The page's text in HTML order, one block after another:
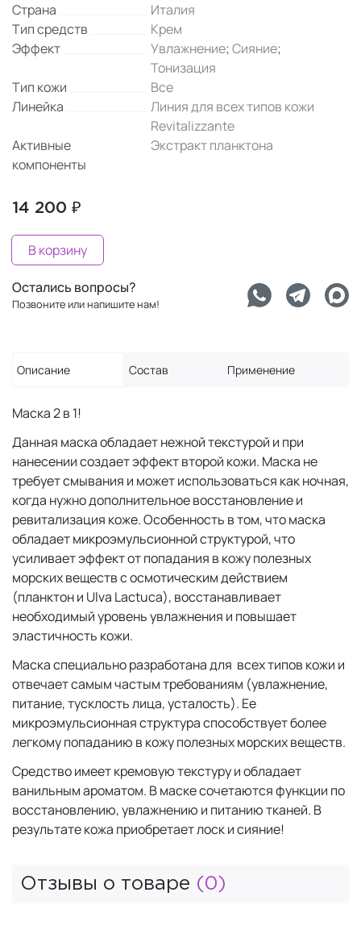
Страна
Италия
Тип средств
Крем
Эффект
Увлажнение;Сияние;
Тонизация
Тип кожи
Все
Линейка
Линия для всех типов кожи
Revitalizzante
Активные
компоненты
Экстракт планктона
14 200 ₽
В корзину
Остались вопросы?
Позвоните или напишите нам!
Описание Состав Применение
Маска 2 в 1!
Данная маска обладает нежной текстурой и при
нанесении создает эффект второй кожи. Маска не
требует смывания и может использоваться как ночная,
когда нужно дополнительное восстановление и
ревитализация коже. Особенность в том, что маска
обладает микроэмульсионной структурой, что
усиливает эффект от попадания в кожу полезных
морских веществ с осмотическим действием
(планктон и Ulva Lactuca), восстанавливает
необходимый уровень увлажнения и повышает
эластичность кожи.
Маска специально разработана для всех типов кожи и
отвечает самым частым требованиям (увлажнение,
питание, тусклость лица, усталость). Ее
микроэмульсионная структура способствует более
легкому попаданию в кожу полезных морских веществ.
Средство имеет кремовую текстуру и обладает
ванильным ароматом. В маске сочетаются функции по
восстановлению, увлажнению и питанию тканей. В
результате кожа приобретает лоск и сияние!
Отзывы о товаре (0)